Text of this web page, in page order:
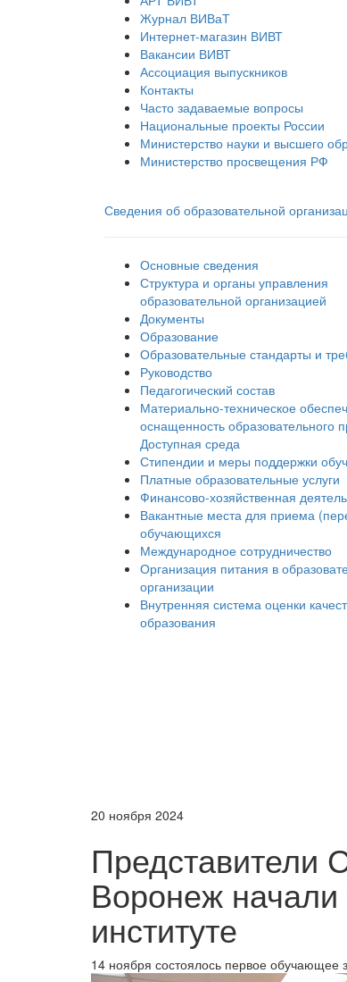
Журнал ВИВаТ
Интернет-магазин ВИВТ
Вакансии ВИВТ
Ассоциация выпускников
Контакты
Часто задаваемые вопросы
Национальные проекты России
Министерство науки и высшего
Министерство просвещения РФ
Сведения об образовательной
Основные сведения
Структура и органы управления
образовательной организацией
Документы
Образование
Образовательные стандарты и
Руководство
Педагогический состав
Материально-техническое
оснащенность образовательного
Доступная среда
Стипендии и меры поддержки
Платные образовательные услуги
Финансово-хозяйственная
Вакантные места для приема
обучающихся
Международное сотрудничество
Организация питания в
организации
Внутренняя система оценки
образования
20 ноября 2024
Представители
Воронеж
институте
14 ноября состоялось первое обучающее